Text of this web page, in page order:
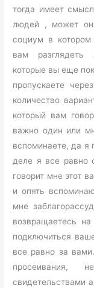
тогда имеет
людей , может
социум в
вам разглядеть
которые вы еще
пропускаете
количество
который вам
важно один или
вспоминаете, да я
деле я все равно
говорит мне этот
и опять
мне
возвращаетесь
подключиться
все равно за
свидетельствами